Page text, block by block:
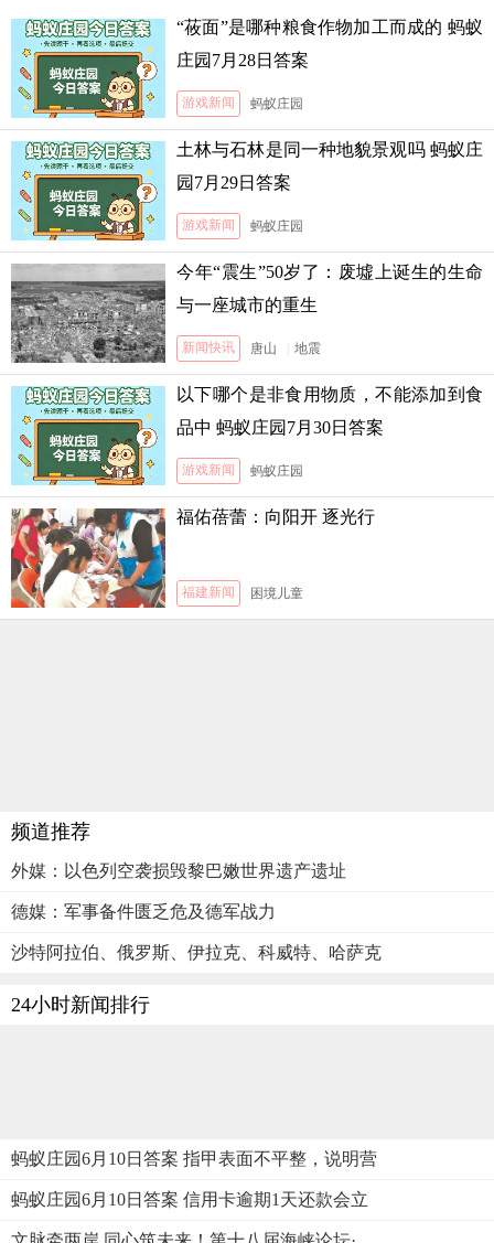
“莜面”是哪种粮食作物加工而成的 蚂蚁
庄园7月28日答案
游戏新闻 蚂蚁庄园
土林与石林是同一种地貌景观吗 蚂蚁庄
园7月29日答案
游戏新闻 蚂蚁庄园
今年“震生”50岁了：废墟上诞生的生命
与一座城市的重生
新闻快讯 唐山 地震
以下哪个是非食用物质，不能添加到食
品中 蚂蚁庄园7月30日答案
游戏新闻 蚂蚁庄园
福佑蓓蕾：向阳开 逐光行
福建新闻 困境儿童
频道推荐
外媒：以色列空袭损毁黎巴嫩世界遗产遗址
德媒：军事备件匮乏危及德军战力
沙特阿拉伯、俄罗斯、伊拉克、科威特、哈萨克
24小时新闻排行
蚂蚁庄园6月10日答案 指甲表面不平整，说明营
蚂蚁庄园6月10日答案 信用卡逾期1天还款会立